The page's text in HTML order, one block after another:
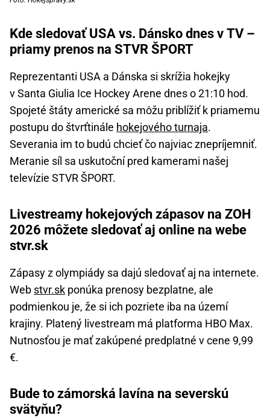
Kde sledovať USA vs. Dánsko dnes v TV –
priamy prenos na STVR ŠPORT
Reprezentanti USA a Dánska si skrížia hokejky
v Santa Giulia Ice Hockey Arene dnes o 21:10 hod.
Spojeté štáty americké sa môžu priblížiť k priamemu
postupu do štvrťtinále hokejového turnaja.
Severania im to budú chcieť čo najviac znepríjemniť.
Meranie síl sa uskutoční pred kamerami našej
televízie STVR ŠPORT.
Livestreamy hokejových zápasov na ZOH
2026 môžete sledovať aj online na webe
stvr.sk
Zápasy z olympiády sa dajú sledovať aj na internete.
Web stvr.sk ponúka prenosy bezplatne, ale
podmienkou je, že si ich pozriete iba na území
krajiny. Platený livestream má platforma HBO Max.
Nutnosťou je mať zakúpené predplatné v cene 9,99
€.
Bude to zámorská lavína na severskú
svätyňu?